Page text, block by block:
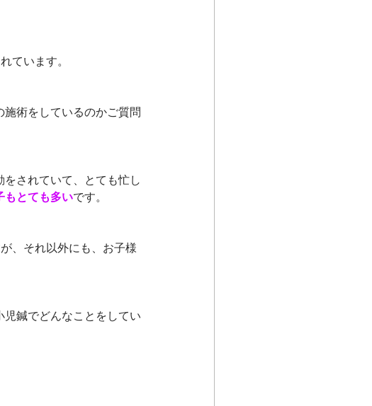
ています。
術をしているのかご質問
されていて、とても忙し
もとても多いです。
、それ以外にも、お子様
鍼でどんなことをしてい